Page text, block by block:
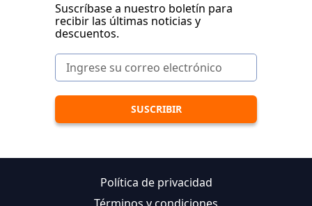
Suscríbase a nuestro boletín para
recibir las últimas noticias y
descuentos.
Política de privacidad